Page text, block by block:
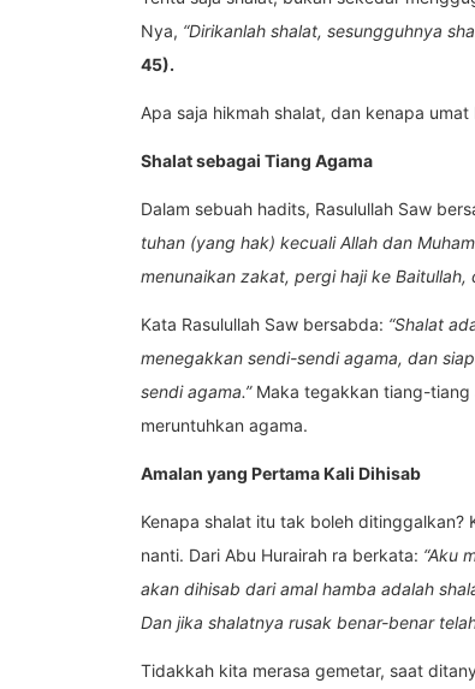
Nya, “Dirikanlah shalat, sesungguhnya
45).
Apa saja hikmah shalat, dan kenapa
Shalat sebagai Tiang Agama
Dalam sebuah hadits, Rasulullah Saw
tuhan (yang hak) kecuali Allah dan
menunaikan zakat, pergi haji ke
Kata Rasulullah Saw bersabda: “Shalat
menegakkan sendi-sendi agama, dan
sendi agama.”Maka tegakkan tiang-tiang
meruntuhkan agama.
Amalan yang Pertama Kali Dihisab
Kenapa shalat itu tak boleh ditinggalkan?
nanti. Dari Abu Hurairah ra berkata: “Aku
akan dihisab dari amal hamba adalah
Dan jika shalatnya rusak benar-benar
Tidakkah kita merasa gemetar, saat